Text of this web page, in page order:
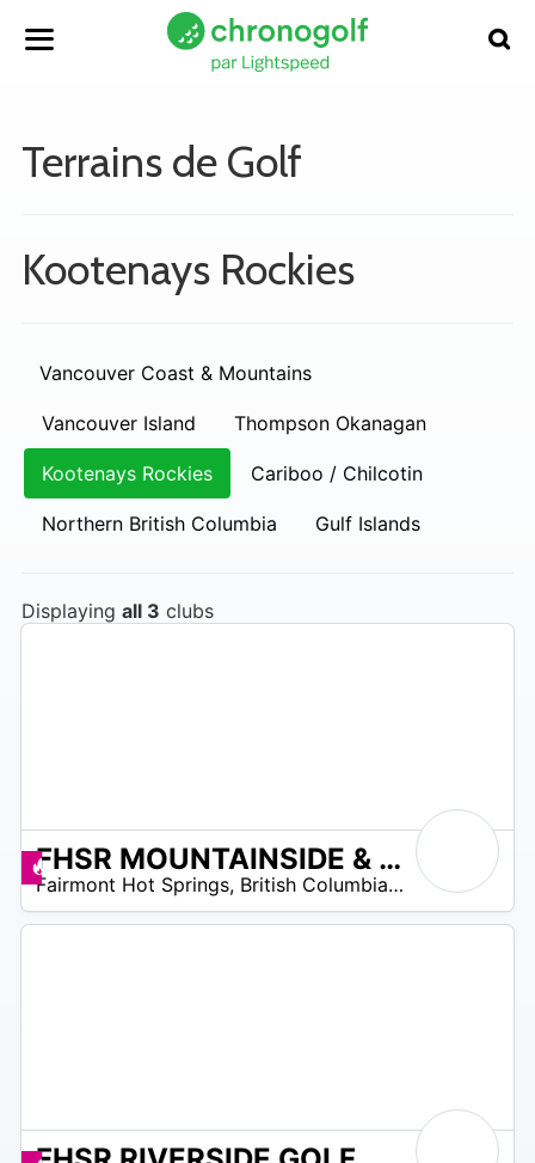
Terrains de Golf
Kootenays Rockies
Vancouver Coast & Mountains
Vancouver Island Thompson Okanagan
Kootenays Rockies Cariboo / Chilcotin
Northern British Columbia Gulf Islands
Displaying all 3 clubs
Promos disponibles FHSR MOUNTAINSIDE & CREEKSIDE GOLF COURSES
Fairmont Hot Springs, British Columbia,Canada